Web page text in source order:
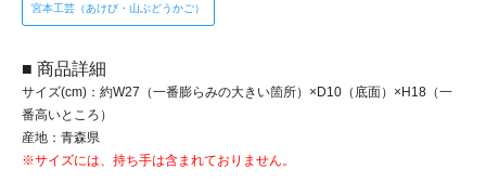
宮本工芸（あけび・山ぶどうかご）
■ 商品詳細
サイズ(cm)：約W27（一番膨らみの大きい箇所）×D10（底面）×H18（一
番高いところ）
産地：青森県
※サイズには、持ち手は含まれておりません。